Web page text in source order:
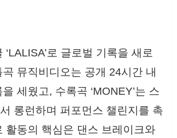
로 글로벌 기록을 새로
뮤직비디오는 공개 24시간 내
세웠고, 수록곡 ‘MONEY’는 스
롱런하며 퍼포먼스 챌린지를 촉
활동의 핵심은 댄스 브레이크와